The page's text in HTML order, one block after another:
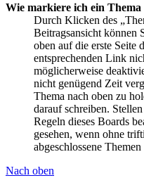
Wie markiere ich ein Thema
Durch Klicken des
Beitragsansicht können
oben auf die erste Seite
entsprechenden Link
möglicherweise
nicht genügend Zeit
Thema nach oben zu
darauf schreiben.
Regeln dieses Boards
gesehen, wenn ohne
abgeschlossene
Nach oben